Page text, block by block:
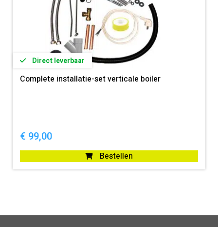
Direct leverbaar
Complete installatie-set verticale boiler
€ 99,00
Bestellen